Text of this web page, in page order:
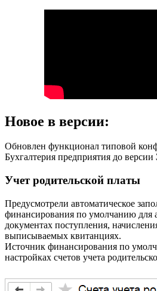
Новое в версии:
Обновлен функционал типовой
Бухгалтерия предприятия до версии
Учет родительской платы
Предусмотрели автоматическое
финансирования по умолчанию для
документах поступления,
выписываемых квитанциях.
Источник финансирования по
настройках счетов учета